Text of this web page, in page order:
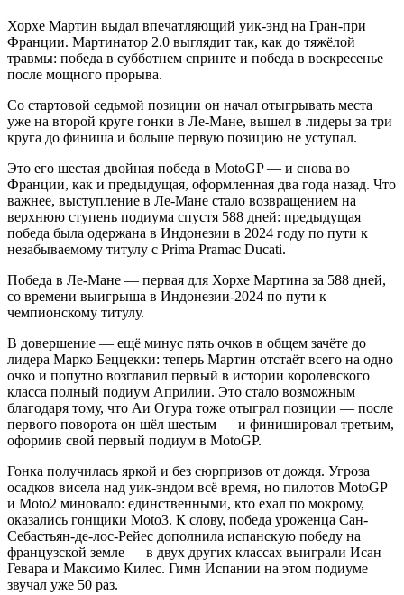
Хорхе Мартин выдал впечатляющий уик-энд на Гран-при
Франции. Мартинатор 2.0 выглядит так, как до тяжёлой
травмы: победа в субботнем спринте и победа в воскресенье
после мощного прорыва.
Со стартовой седьмой позиции он начал отыгрывать места
уже на второй круге гонки в Ле-Мане, вышел в лидеры за три
круга до финиша и больше первую позицию не уступал.
Это его шестая двойная победа в MotoGP — и снова во
Франции, как и предыдущая, оформленная два года назад. Что
важнее, выступление в Ле-Мане стало возвращением на
верхнюю ступень подиума спустя 588 дней: предыдущая
победа была одержана в Индонезии в 2024 году по пути к
незабываемому титулу с Prima Pramac Ducati.
Победа в Ле-Мане — первая для Хорхе Мартина за 588 дней,
со времени выигрыша в Индонезии-2024 по пути к
чемпионскому титулу.
В довершение — ещё минус пять очков в общем зачёте до
лидера Марко Беццекки: теперь Мартин отстаёт всего на одно
очко и попутно возглавил первый в истории королевского
класса полный подиум Априлии. Это стало возможным
благодаря тому, что Аи Огура тоже отыграл позиции — после
первого поворота он шёл шестым — и финишировал третьим,
оформив свой первый подиум в MotoGP.
Гонка получилась яркой и без сюрпризов от дождя. Угроза
осадков висела над уик-эндом всё время, но пилотов MotoGP
и Moto2 миновало: единственными, кто ехал по мокрому,
оказались гонщики Moto3. К слову, победа уроженца Сан-
Себастьян-де-лос-Рейес дополнила испанскую победу на
французской земле — в двух других классах выиграли Исан
Гевара и Максимо Килес. Гимн Испании на этом подиуме
звучал уже 50 раз.